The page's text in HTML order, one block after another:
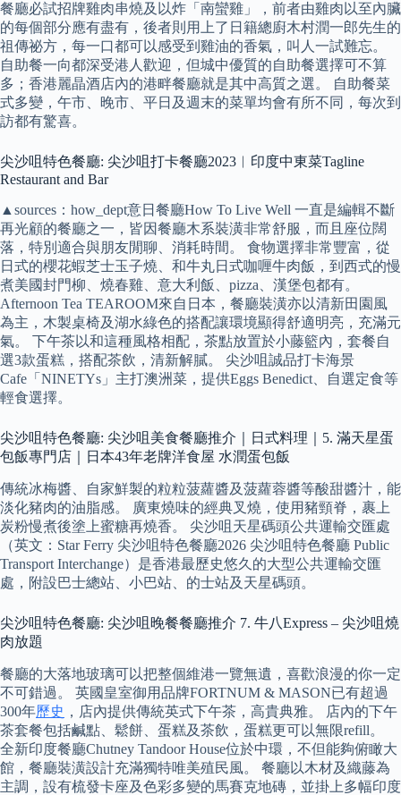
餐廳必試招牌雞肉串燒及以炸「南蠻雞」，前者由雞肉以至內臟
的每個部分應有盡有，後者則用上了日籍總廚木村潤一郎先生的
祖傳祕方，每一口都可以感受到雞油的香氣，叫人一試難忘。
自助餐一向都深受港人歡迎，但城中優質的自助餐選擇可不算
多；香港麗晶酒店內的港畔餐廳就是其中高質之選。 自助餐菜
式多變，午市、晚市、平日及週末的菜單均會有所不同，每次到
訪都有驚喜。
尖沙咀特色餐廳: 尖沙咀打卡餐廳2023︳印度中東菜Tagline
Restaurant and Bar
▲sources：how_dept意日餐廳How To Live Well 一直是編輯不斷
再光顧的餐廳之一，皆因餐廳木系裝潢非常舒服，而且座位闊
落，特別適合與朋友閒聊、消耗時間。 食物選擇非常豐富，從
日式的櫻花蝦芝士玉子燒、和牛丸日式咖喱牛肉飯，到西式的慢
煮美國封門柳、燒春雞、意大利飯、pizza、漢堡包都有。
Afternoon Tea TEAROOM來自日本，餐廳裝潢亦以清新田園風
為主，木製桌椅及湖水綠色的搭配讓環境顯得舒適明亮，充滿元
氣。 下午茶以和這種風格相配，茶點放置於小藤籃內，套餐自
選3款蛋糕，搭配茶飲，清新解膩。 尖沙咀誠品打卡海景
Cafe「NINETYs」主打澳洲菜，提供Eggs Benedict、自選定食等
輕食選擇。
尖沙咀特色餐廳: 尖沙咀美食餐廳推介｜日式料理｜5. 滿天星蛋
包飯專門店｜日本43年老牌洋食屋 水潤蛋包飯
傳統冰梅醬、自家鮮製的粒粒菠蘿醬及菠蘿蓉醬等酸甜醬汁，能
淡化豬肉的油脂感。 廣東燒味的經典叉燒，使用豬頸脊，裹上
炭粉慢煮後塗上蜜糖再燒香。 尖沙咀天星碼頭公共運輸交匯處
（英文：Star Ferry 尖沙咀特色餐廳2026 尖沙咀特色餐廳 Public
Transport Interchange）是香港最歷史悠久的大型公共運輸交匯
處，附設巴士總站、小巴站、的士站及天星碼頭。
尖沙咀特色餐廳: 尖沙咀晚餐餐廳推介 7. 牛八Express – 尖沙咀燒
肉放題
餐廳的大落地玻璃可以把整個維港一覽無遺，喜歡浪漫的你一定
不可錯過。 英國皇室御用品牌FORTNUM & MASON已有超過
300年歷史 ，店內提供傳統英式下午茶，高貴典雅。 店內的下午
茶套餐包括鹹點、鬆餅、蛋糕及茶飲，蛋糕更可以無限refill。
全新印度餐廳Chutney Tandoor House位於中環，不但能夠俯瞰大
館，餐廳裝潢設計充滿獨特唯美殖民風。 餐廳以木材及織藤為
主調，設有梳發卡座及色彩多變的馬賽克地磚，並掛上多幅印度